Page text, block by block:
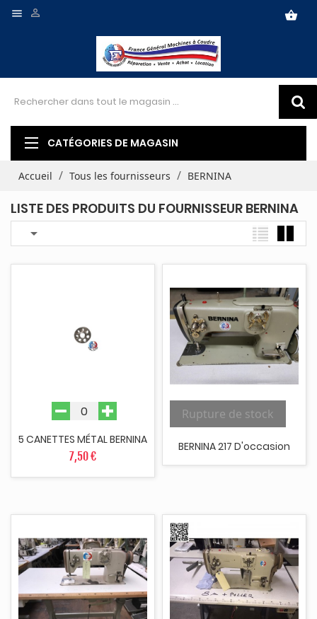
 shopping_basket

CATÉGORIES DE MAGASIN
Accueil Tous les fournisseurs BERNINA
LISTE DES PRODUITS DU FOURNISSEUR BERNINA

5 CANETTES MÉTAL BERNINA
7,50 €
Rupture de stock
BERNINA 217 D'occasion